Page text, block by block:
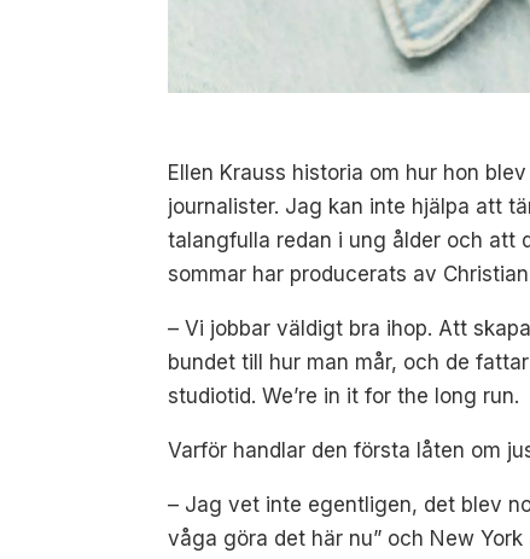
Ellen Krauss historia om hur hon
journalister. Jag kan inte hjälpa att
talangfulla redan i ung ålder och att
sommar har producerats av
– Vi jobbar väldigt bra ihop. Att
bundet till hur man mår, och de
studiotid. We’re in it for the long run.
Varför handlar den första låten om
– Jag vet inte egentligen, det blev
våga göra det här nu” och New